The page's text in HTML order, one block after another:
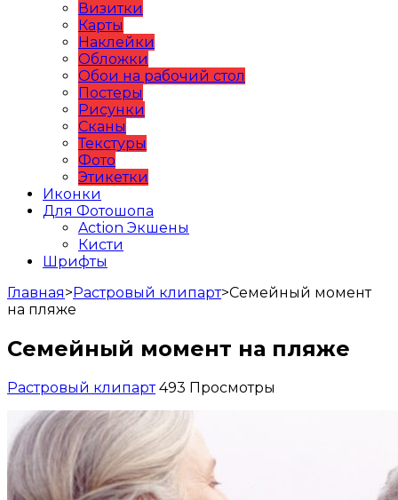
Визитки
Карты
Наклейки
Обложки
Обои на рабочий стол
Постеры
Рисунки
Сканы
Текстуры
Фото
Этикетки
Иконки
Для Фотошопа
Action Экшены
Кисти
Шрифты
Главная>Растровый клипарт>Семейный момент
на пляже
Семейный момент на пляже
Растровый клипарт 493 Просмотры